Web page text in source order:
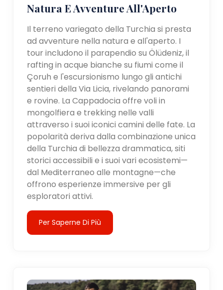
Natura E Avventure All'Aperto
Il terreno variegato della Turchia si presta
ad avventure nella natura e all'aperto. I
tour includono il parapendio su Ölüdeniz, il
rafting in acque bianche su fiumi come il
Çoruh e l'escursionismo lungo gli antichi
sentieri della Via Licia, rivelando panorami
e rovine. La Cappadocia offre voli in
mongolfiera e trekking nelle valli
attraverso i suoi iconici camini delle fate. La
popolarità deriva dalla combinazione unica
della Turchia di bellezza drammatica, siti
storici accessibili e i suoi vari ecosistemi—
dal Mediterraneo alle montagne—che
offrono esperienze immersive per gli
esploratori attivi.
Per Saperne Di Più